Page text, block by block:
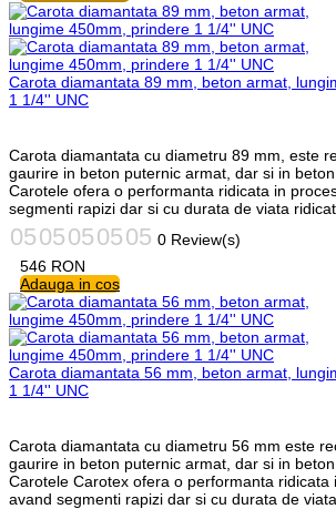
Carota diamantata 89 mm, beton armat,
1 1/4'' UNC
Carota diamantata cu diametru 89 mm, este
gaurire in beton puternic armat, dar si in beton
Carotele ofera o performanta ridicata in
segmenti rapizi dar si cu durata de viata
0 Review(s)
546 RON
Adauga in cos
Carota diamantata 56 mm, beton armat,
1 1/4'' UNC
Carota diamantata cu diametru 56 mm este
gaurire in beton puternic armat, dar si in beton
Carotele Carotex ofera o performanta ridicata
avand segmenti rapizi dar si cu durata de